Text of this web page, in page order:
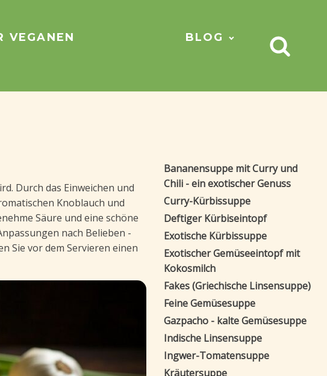
VEGANEN
BLOG
Durch das Einweichen und
Knoblauch und
Säure und eine schöne
nach Belieben -
Sie vor dem Servieren einen
Bananensuppe mit Curry und
Chili - ein exotischer Genuss
Curry-Kürbissuppe
Deftiger Kürbiseintopf
Exotische Kürbissuppe
Exotischer Gemüseeintopf mit
Kokosmilch
Fakes (Griechische Linsensuppe)
Feine Gemüsesuppe
Gazpacho - kalte Gemüsesuppe
Indische Linsensuppe
Ingwer-Tomatensuppe
Kräutersuppe